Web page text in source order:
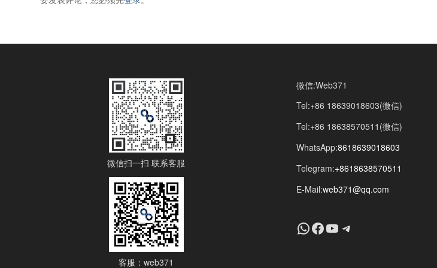
微信扫一扫 联系客服
客服：web371
微信:Web371
Tel:+86 18639018603(微信)
Tel:+86 18638570511(微信)
WhatsApp:8618639018603
Telegram:+8618638570511
E-Mail:web371@qq.com
+8618639018603
Facebook
YouTube
Telegram